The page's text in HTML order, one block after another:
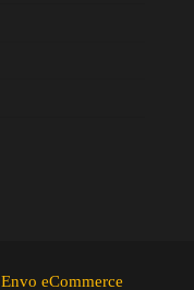
Envo eCommerce